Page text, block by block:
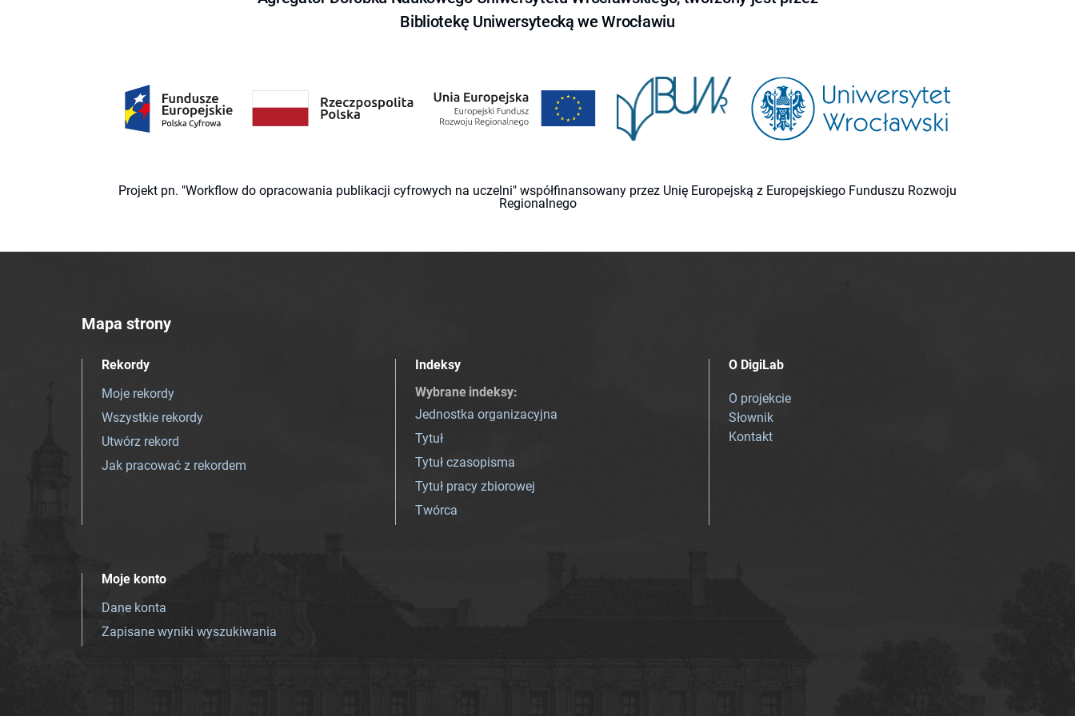
Bibliotekę Uniwersytecką we Wrocławiu
Projekt pn. "Workflow do opracowania publikacji cyfrowych na uczelni" współfinansowany przez Unię Europejską z Europejskiego Funduszu Rozwoju
Regionalnego
Mapa strony
Rekordy
Moje rekordy
Wszystkie rekordy
Utwórz rekord
Jak pracować z rekordem
Indeksy
Wybrane indeksy:
Jednostka organizacyjna
Tytuł
Tytuł czasopisma
Tytuł pracy zbiorowej
Twórca
O DigiLab
O projekcie
Słownik
Kontakt
Moje konto
Dane konta
Zapisane wyniki wyszukiwania